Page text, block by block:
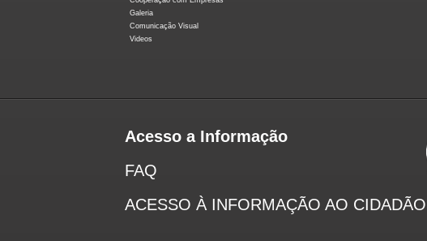
Galeria
Comunicação Visual
Videos
Acesso a Informação
FAQ
ACESSO À INFORMAÇÃO AO CIDADÃO